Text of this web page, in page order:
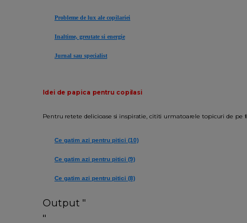
Probleme de lux ale copilariei
Inaltime, greutate si energie
Jurnal sau specialist
Idei de papica pentru copilasi
Pentru retete delicioase si inspiratie, cititi urmatoarele topicuri de pe
Ce gatim azi pentru pitici (10)
Ce gatim azi pentru pitici (9)
Ce gatim azi pentru pitici (8)
Output "
"